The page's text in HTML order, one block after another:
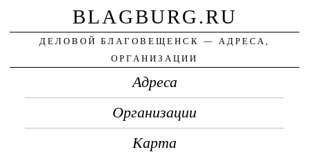
BLAGBURG.RU
ДЕЛОВОЙ БЛАГОВЕЩЕНСК — АДРЕСА,
ОРГАНИЗАЦИИ
Адреса
Организации
Карта